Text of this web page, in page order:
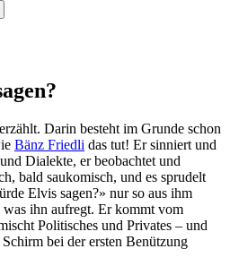
Darin besteht im Grunde schon
Bänz Friedli das tut! Er sinniert und
Dialekte, er beobachtet und
bald saukomisch, und es sprudelt
Elvis sagen?» nur so aus ihm
ihn aufregt. Er kommt vom
Politisches und Privates – und
bei der ersten Benützung